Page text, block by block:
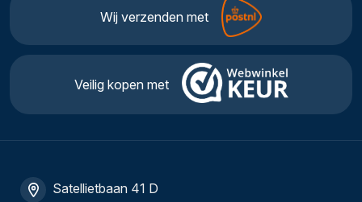
Wij verzenden met
Veilig kopen met
Satellietbaan 41 D